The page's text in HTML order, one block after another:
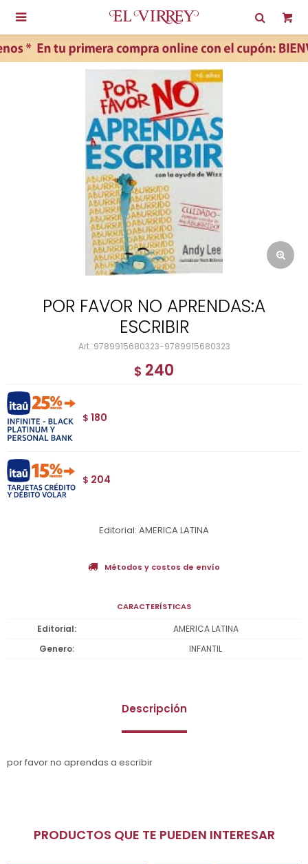

POR FAVOR NO APRENDAS:A
ESCRIBIR
9789915680323-9789915680323
$ 240
$ 180
$ 204
Editorial: AMERICA LATINA
Métodos y costos de envío
CARACTERÍSTICAS
Editorial
AMERICA LATINA
Genero
INFANTIL
Descripción
por favor no aprendas a escribir
PRODUCTOS QUE TE PUEDEN INTERESAR